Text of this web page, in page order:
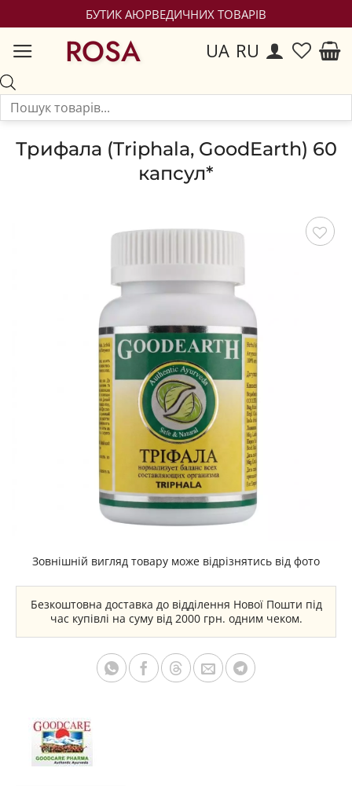
БУТИК АЮРВЕДИЧНИХ ТОВАРІВ
ROSA UA RU
Трифала (Triphala, GoodEarth) 60
капсул*
Зовнішній вигляд товару може відрізнятись від фото
Безкоштовна доставка до відділення Нової Пошти під
час купівлі на суму від 2000 грн. одним чеком.